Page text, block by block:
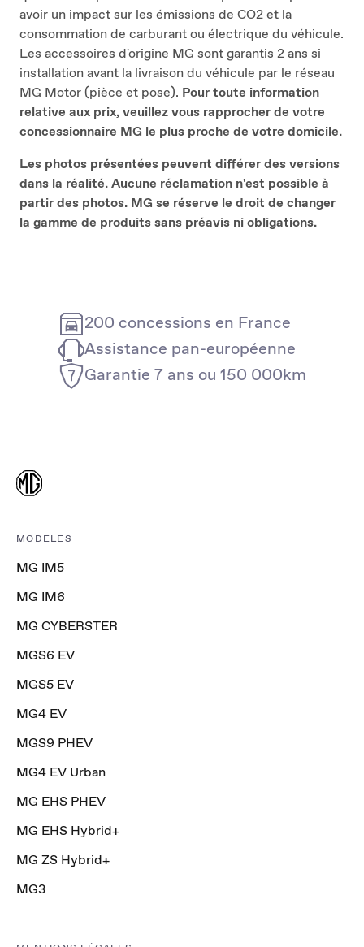
avoir un impact sur les émissions de CO2 et la
consommation de carburant ou électrique du véhicule.
Les accessoires d'origine MG sont garantis 2 ans si
installation avant la livraison du véhicule par le réseau
MG Motor (pièce et pose). Pour toute information
relative aux prix, veuillez vous rapprocher de votre
concessionnaire MG le plus proche de votre domicile.
Les photos présentées peuvent différer des versions
dans la réalité. Aucune réclamation n'est possible à
partir des photos. MG se réserve le droit de changer
la gamme de produits sans préavis ni obligations.
200 concessions en France
Assistance pan-européenne
Garantie 7 ans ou 150 000km
MODÈLES
MG IM5
MG IM6
MG CYBERSTER
MGS6 EV
MGS5 EV
MG4 EV
MGS9 PHEV
MG4 EV Urban
MG EHS PHEV
MG EHS Hybrid+
MG ZS Hybrid+
MG3